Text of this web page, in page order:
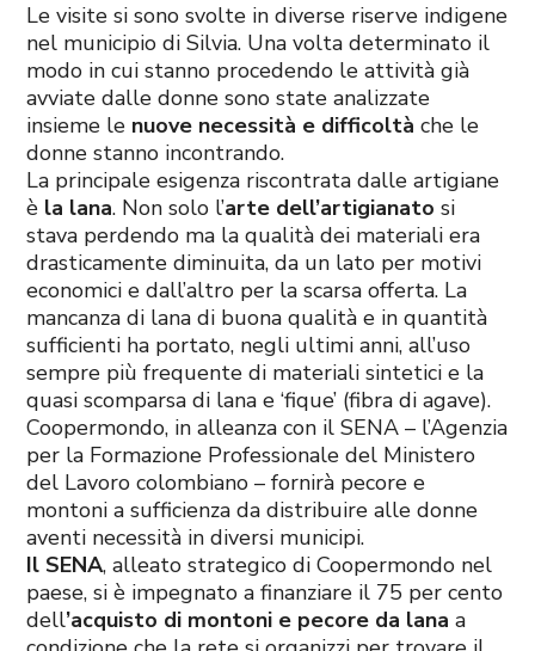
Le visite si sono svolte in diverse riserve indigene
nel municipio di Silvia. Una volta determinato il
modo in cui stanno procedendo le attività già
avviate dalle donne sono state analizzate
insieme le nuove necessità e difficoltà che le
donne stanno incontrando.
La principale esigenza riscontrata dalle artigiane
è la lana. Non solo l’arte dell’artigianato si
stava perdendo ma la qualità dei materiali era
drasticamente diminuita, da un lato per motivi
economici e dall’altro per la scarsa offerta. La
mancanza di lana di buona qualità e in quantità
sufficienti ha portato, negli ultimi anni, all’uso
sempre più frequente di materiali sintetici e la
quasi scomparsa di lana e ‘fique’ (fibra di agave).
Coopermondo, in alleanza con il SENA – l’Agenzia
per la Formazione Professionale del Ministero
del Lavoro colombiano – fornirà pecore e
montoni a sufficienza da distribuire alle donne
aventi necessità in diversi municipi.
Il SENA, alleato strategico di Coopermondo nel
paese, si è impegnato a finanziare il 75 per cento
dell’acquisto di montoni e pecore da lana a